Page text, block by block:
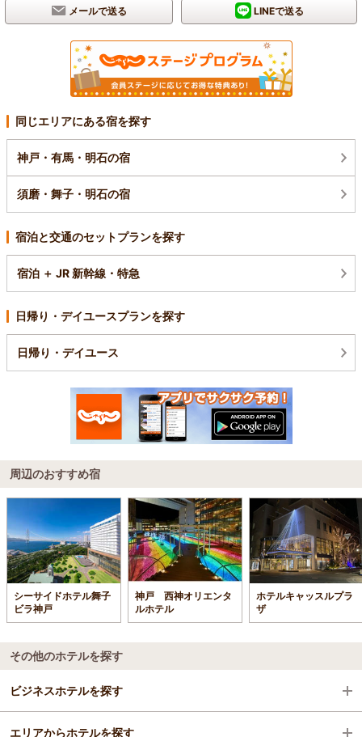
メールで送る LINEで送る
同じエリアにある宿を探す
神戸・有馬・明石の宿
須磨・舞子・明石の宿
宿泊と交通のセットプランを探す
宿泊 ＋ JR 新幹線・特急
日帰り・デイユースプランを探す
日帰り・デイユース
周辺のおすすめ宿
シーサイドホテル舞子
ビラ神戸
神戸 西神オリエンタ
ルホテル
ホテルキャッスルプラ
ザ
その他のホテルを探す
ビジネスホテルを探す
兵庫県
エリアからホテルを探す